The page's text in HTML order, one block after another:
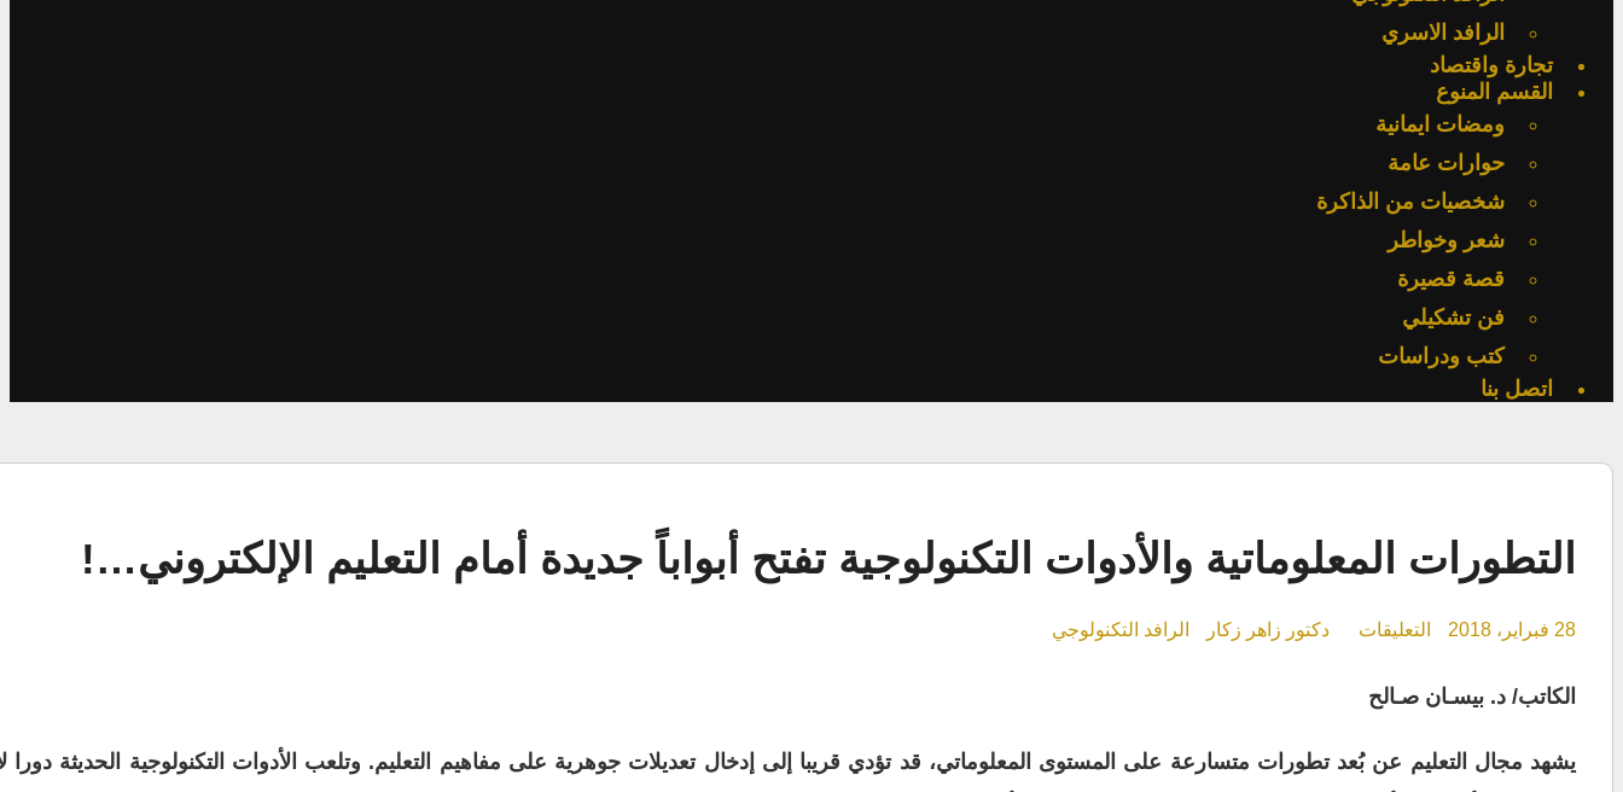
الرافد الاسري
تجارة واقتصاد
القسم المنوع
ومضات ايمانية
حوارات عامة
شخصيات من الذاكرة
شعر وخواطر
قصة قصيرة
فن تشكيلي
كتب ودراسات
اتصل بنا
التطورات المعلوماتية والأدوات التكنولوجية تفتح أبواباً جديدة أمام التعليم الإلكتروني…!
28 فبراير، 2018 التعليقات
على
أبواباً
دكتور زاهر زكار الرافد التكنولوجي
الكاتب/ د. بيسـان صـالح
يشهد مجال التعليم عن بُعد تطورات متسارعة على المستوى المعلوماتي، قد تؤدي قريبا إلى إدخال تعديلات جوهرية على مفاهيم التعليم. وتلعب الأدوات التكنولوجية الحديثة دورا